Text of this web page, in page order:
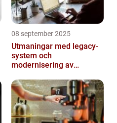
08 september 2025
Utmaningar med legacy-
system och
modernisering av